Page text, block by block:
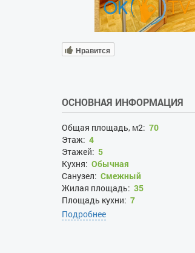
Нравится
ОСНОВНАЯ ИНФОРМАЦИЯ
Общая площадь, м2: 70
Этаж: 4
Этажей: 5
Кухня: Обычная
Санузел: Смежный
Жилая площадь: 35
Площадь кухни: 7
Подробнее